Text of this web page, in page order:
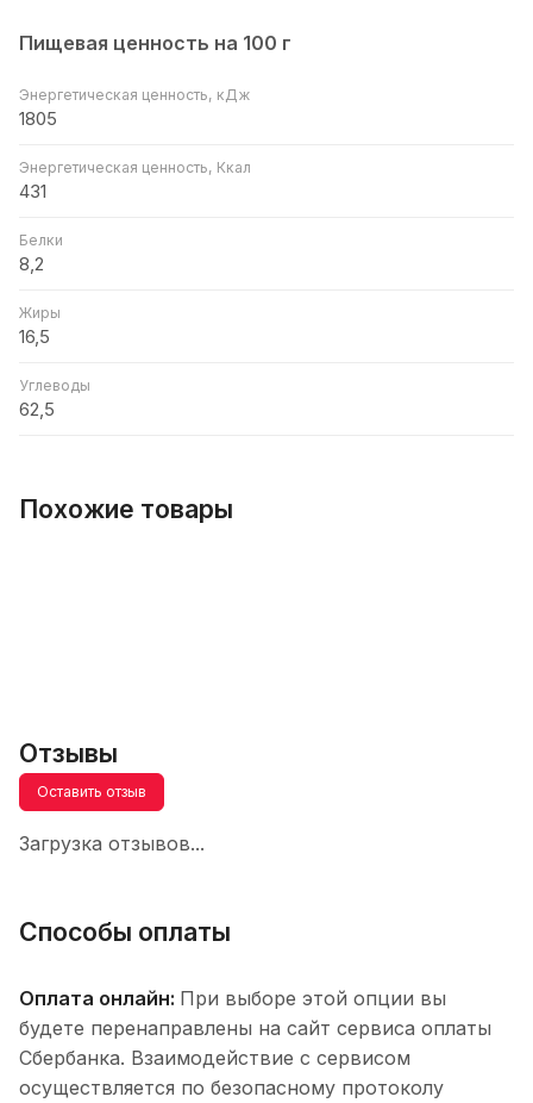
Пищевая ценность на 100 г
Энергетическая ценность, кДж
1805
Энергетическая ценность, Ккал
431
Белки
8,2
Жиры
16,5
Углеводы
62,5
Похожие товары
Отзывы
Оставить отзыв
Загрузка отзывов...
Способы оплаты
Оплата онлайн: При выборе этой опции вы
будете перенаправлены на сайт сервиса оплаты
Сбербанка. Взаимодействие с сервисом
осуществляется по безопасному протоколу